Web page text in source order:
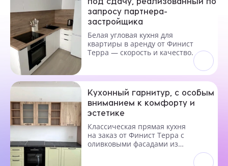
запросу партнера-
застройщика
Белая угловая кухня для
квартиры в аренду от Финист
Терра — скорость и качество.
Кухонный гарнитур, с особым
вниманием к комфорту и
эстетике
Классическая прямая кухня
на заказ от Финист Терра с
оливковыми фасадами из